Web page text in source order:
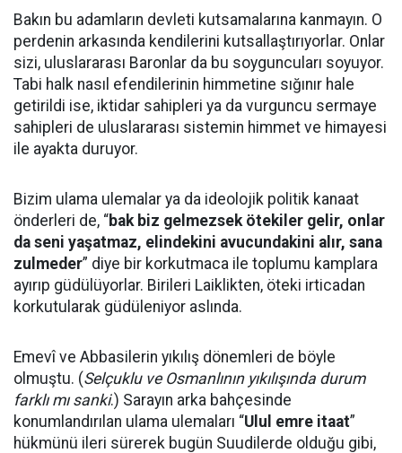
Bakın bu adamların devleti kutsamalarına kanmayın. O
perdenin arkasında kendilerini kutsallaştırıyorlar. Onlar
sizi, uluslararası Baronlar da bu soyguncuları soyuyor.
Tabi halk nasıl efendilerinin himmetine sığınır hale
getirildi ise, iktidar sahipleri ya da vurguncu sermaye
sahipleri de uluslararası sistemin himmet ve himayesi
ile ayakta duruyor.
Bizim ulama ulemalar ya da ideolojik politik kanaat
önderleri de, “bak biz gelmezsek ötekiler gelir, onlar
da seni yaşatmaz, elindekini avucundakini alır, sana
zulmeder” diye bir korkutmaca ile toplumu kamplara
ayırıp güdülüyorlar. Birileri Laiklikten, öteki irticadan
korkutularak güdüleniyor aslında.
Emevî ve Abbasilerin yıkılış dönemleri de böyle
olmuştu. (Selçuklu ve Osmanlının yıkılışında durum
farklı mı sanki.) Sarayın arka bahçesinde
konumlandırılan ulama ulemaları “Ulul emre itaat”
hükmünü ileri sürerek bugün Suudilerde olduğu gibi,